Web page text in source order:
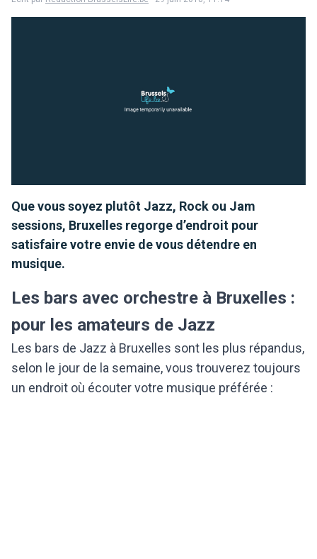
Que vous soyez plutôt Jazz, Rock ou Jam
sessions, Bruxelles regorge d’endroit pour
satisfaire votre envie de vous détendre en
musique.
Les bars avec orchestre à Bruxelles :
pour les amateurs de Jazz
Les bars de Jazz à Bruxelles sont les plus répandus,
selon le jour de la semaine,vous trouverez toujours
un endroit où écouter votre musique préférée :